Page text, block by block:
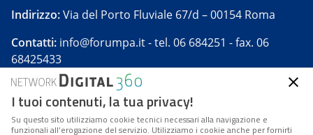
Indirizzo:Via del Porto Fluviale 67/d – 00154 Roma
Contatti: info@forumpa.it- tel. 06 684251 - fax. 06
68425433
Forumpa.itè una pubblicazione telematica iscritta
presso Registro della stampa del Tribunale di Roma -
I tuoi contenuti, la tua privacy!
Su questo sito utilizziamo cookie tecnici necessari alla navigazione e
funzionali all’erogazione del servizio. Utilizziamo i cookie anche per fornirti